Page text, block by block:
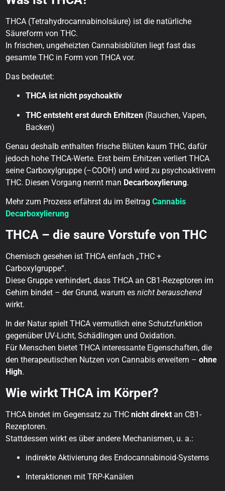
THCA (Tetrahydrocannabinolsäure) ist die natürliche
Säureform von THC.
In frischen, ungeheizten Cannabisblüten liegt fast das
gesamte THC in Form von THCA vor.
Das bedeutet:
THCA ist nicht psychoaktiv
THC entsteht erst durch Erhitzen (Rauchen, Vapen,
Backen)
Genau deshalb enthalten frische Blüten kaum THC, dafür
jedoch hohe THCA-Werte. Erst beim Erhitzen verliert THCA
seine Carboxylgruppe (–COOH) und wird zu psychoaktivem
THC. Diesen Vorgang nennt man Decarboxylierung.
Mehr zum Prozess erfährst du im BeitragCannabis
Decarboxylierung
THCA – die saure Vorstufe von THC
Chemisch gesehen ist THCA einfach „THC +
Carboxylgruppe“.
Diese Gruppe verhindert, dass THCA an CB1-Rezeptoren im
Gehirn bindet – der Grund, warum esnicht berauschend
wirkt.
In der Natur spielt THCA vermutlich eine Schutzfunktion
gegenüber UV-Licht, Schädlingen und Oxidation.
Für Menschen bietet THCA interessante Eigenschaften, die
den therapeutischen Nutzen von Cannabis erweitern –ohne
High.
Wie wirkt THCA im Körper?
THCA bindet im Gegensatz zu THCnicht direkt an CB1-
Rezeptoren.
Stattdessen wirkt es über andere Mechanismen, u. a.:
indirekte Aktivierung des Endocannabinoid-Systems
Interaktionen mit TRP-Kanälen